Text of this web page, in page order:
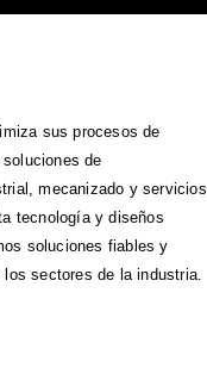
sus procesos de
de
mecanizado y servicios
tecnología y diseños
soluciones fiables y
sectores de la industria.